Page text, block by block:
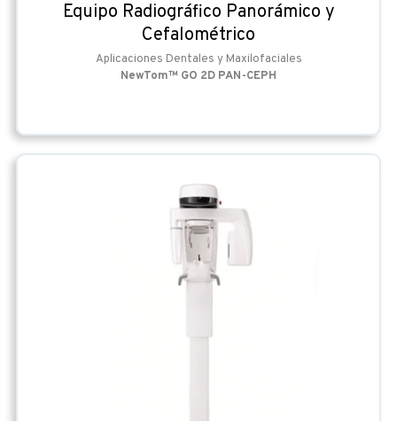
Equipo Radiográfico Panorámico y
Cefalométrico
Aplicaciones Dentales y Maxilofaciales
NewTom™ GO 2D PAN-CEPH